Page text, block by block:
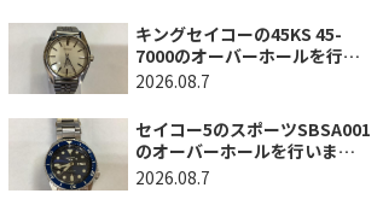
奈川県横浜市/O様）
キングセイコーの45KS 45-
7000のオーバーホールを行い
ました。（埼玉県所沢市/I様）
2026.08.7
セイコー5のスポーツSBSA001
のオーバーホールを行いまし
た。（千葉県東金市/A様）
2026.08.7